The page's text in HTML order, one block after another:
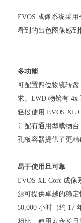
EVOS 成像系统采
看到的出色图像感到
多功能
可配置四位物镜转
求。LWD 物镜有 4x
轻松使用 EVOS XL
计配有通用型载物
孔板容器提供了更精
易于使用且可靠
EVOS XL Core 成
源可提供卓越的稳
50,000 小时（约 17
相比，使用寿命长